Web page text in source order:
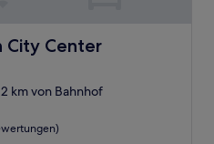
City Center
km von Bahnhof